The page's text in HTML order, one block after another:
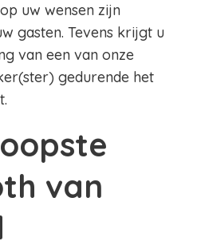
uw wensen zijn
gasten. Tevens krijgt u
van een van onze
gedurende het
van